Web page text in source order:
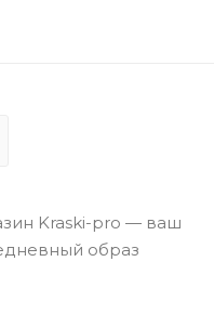
Kraski-pro — ваш
образ